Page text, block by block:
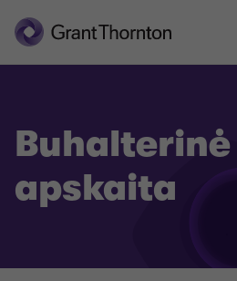
Finansinių ataskaitų rengimas
Buhalterinė
apskaita